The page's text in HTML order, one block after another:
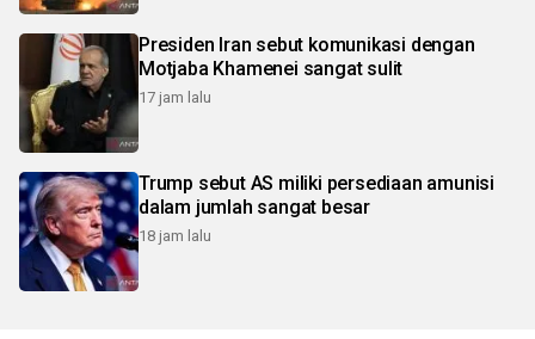
Presiden Iran sebut komunikasi dengan
Motjaba Khamenei sangat sulit
17 jam lalu
Trump sebut AS miliki persediaan amunisi
dalam jumlah sangat besar
18 jam lalu